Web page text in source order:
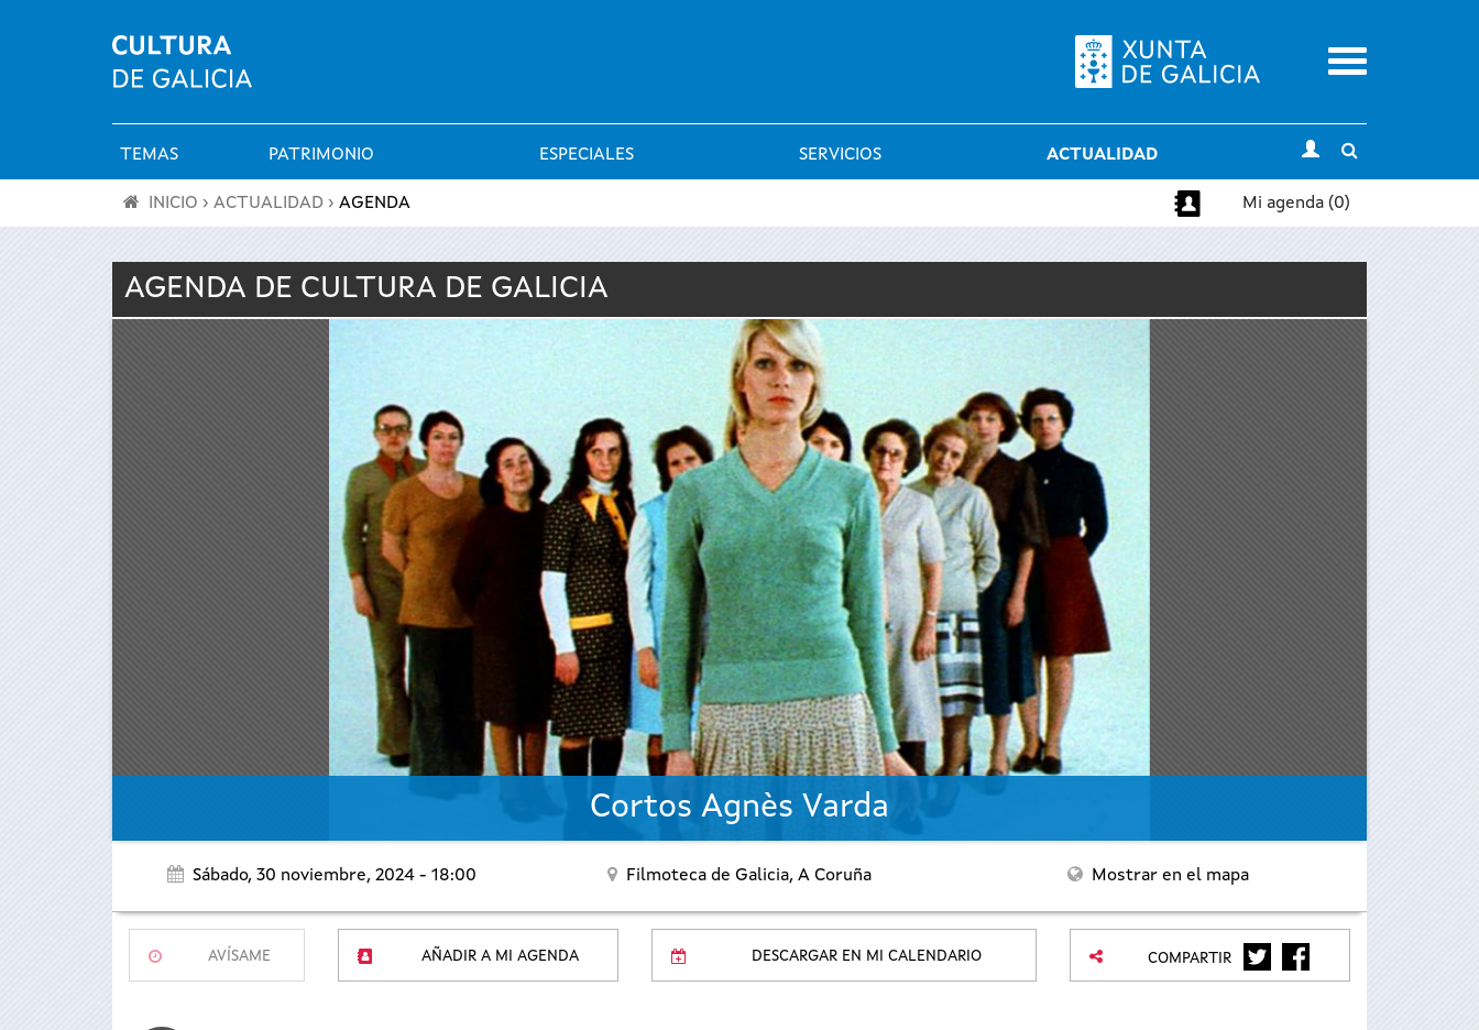
Menu
Menú
principal
TEMAS PATRIMONIO ESPECIALES SERVICIOS ACTUALIDAD
search
encuentra
INICIO › ACTUALIDAD › AGENDA Mi agenda (0)
AGENDA DE CULTURA DE GALICIA
Cortos Agnès Varda
Sábado, 30 noviembre, 2024 - 18:00 Filmoteca de Galicia, A Coruña Mostrar en el mapa
AVÍSAME AÑADIR A MI AGENDA DESCARGAR EN MI CALENDARIO COMPARTIR TWITTERFACEBOOK